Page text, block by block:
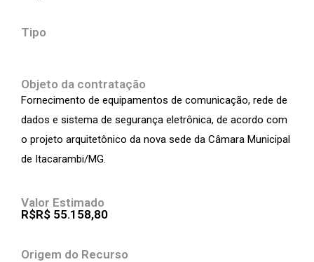
Tipo
Objeto da contratação
Fornecimento de equipamentos de comunicação, rede de
dados e sistema de segurança eletrônica, de acordo com
o projeto arquitetônico da nova sede da Câmara Municipal
de Itacarambi/MG.
Valor Estimado
R$R$ 55.158,80
Origem do Recurso